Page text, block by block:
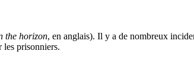
the horizon, en anglais). Il y a de nombreux
les prisonniers.